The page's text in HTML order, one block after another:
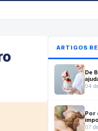
ARTIGOS
De
do
04
Por
07